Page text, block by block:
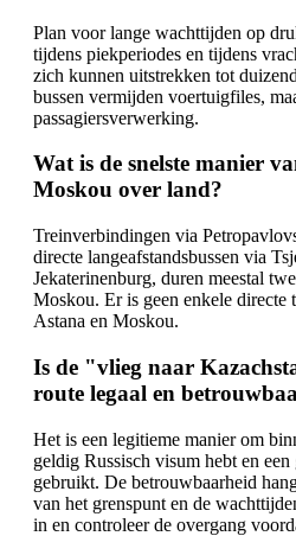
Plan voor lange wachttijden op
tijdens piekperiodes en tijdens
zich kunnen uitstrekken tot
bussen vermijden voertuigfiles,
passagiersverwerking.
Wat is de snelste manier
Moskou over land?
Treinverbindingen via
directe langeafstandsbussen via
Jekaterinenburg, duren meestal
Moskou. Er is geen enkele directe
Astana en Moskou.
Is de "vlieg naar
route legaal en
Het is een legitieme manier om
geldig Russisch visum hebt en
gebruikt. De betrouwbaarheid
van het grenspunt en de
in en controleer de overgang